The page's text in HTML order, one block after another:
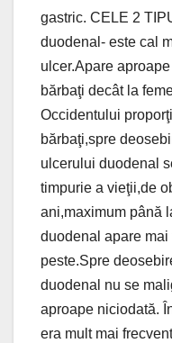
gastric. CELE 2
duodenal- este cal
ulcer.Apare
bărbaţi decât la
Occidentului
bărbaţi,spre
ulcerului duodenal
timpurie a vieţii,de
ani,maximum până
duodenal apare
peste.Spre
duodenal nu se
aproape niciodată.
era mult mai